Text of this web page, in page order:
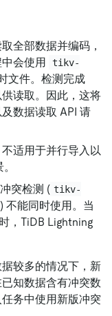
全部数据并编码，
会使用
tikv-
文件。检测完成
读取。因此，这将
数据读取 API 请
适用于并行导入以
突检测 ( tikv-
) 不能同时使用。当
，TiDB Lightning
较多的情况下，新
知数据含有冲突数
务中使用新版冲突